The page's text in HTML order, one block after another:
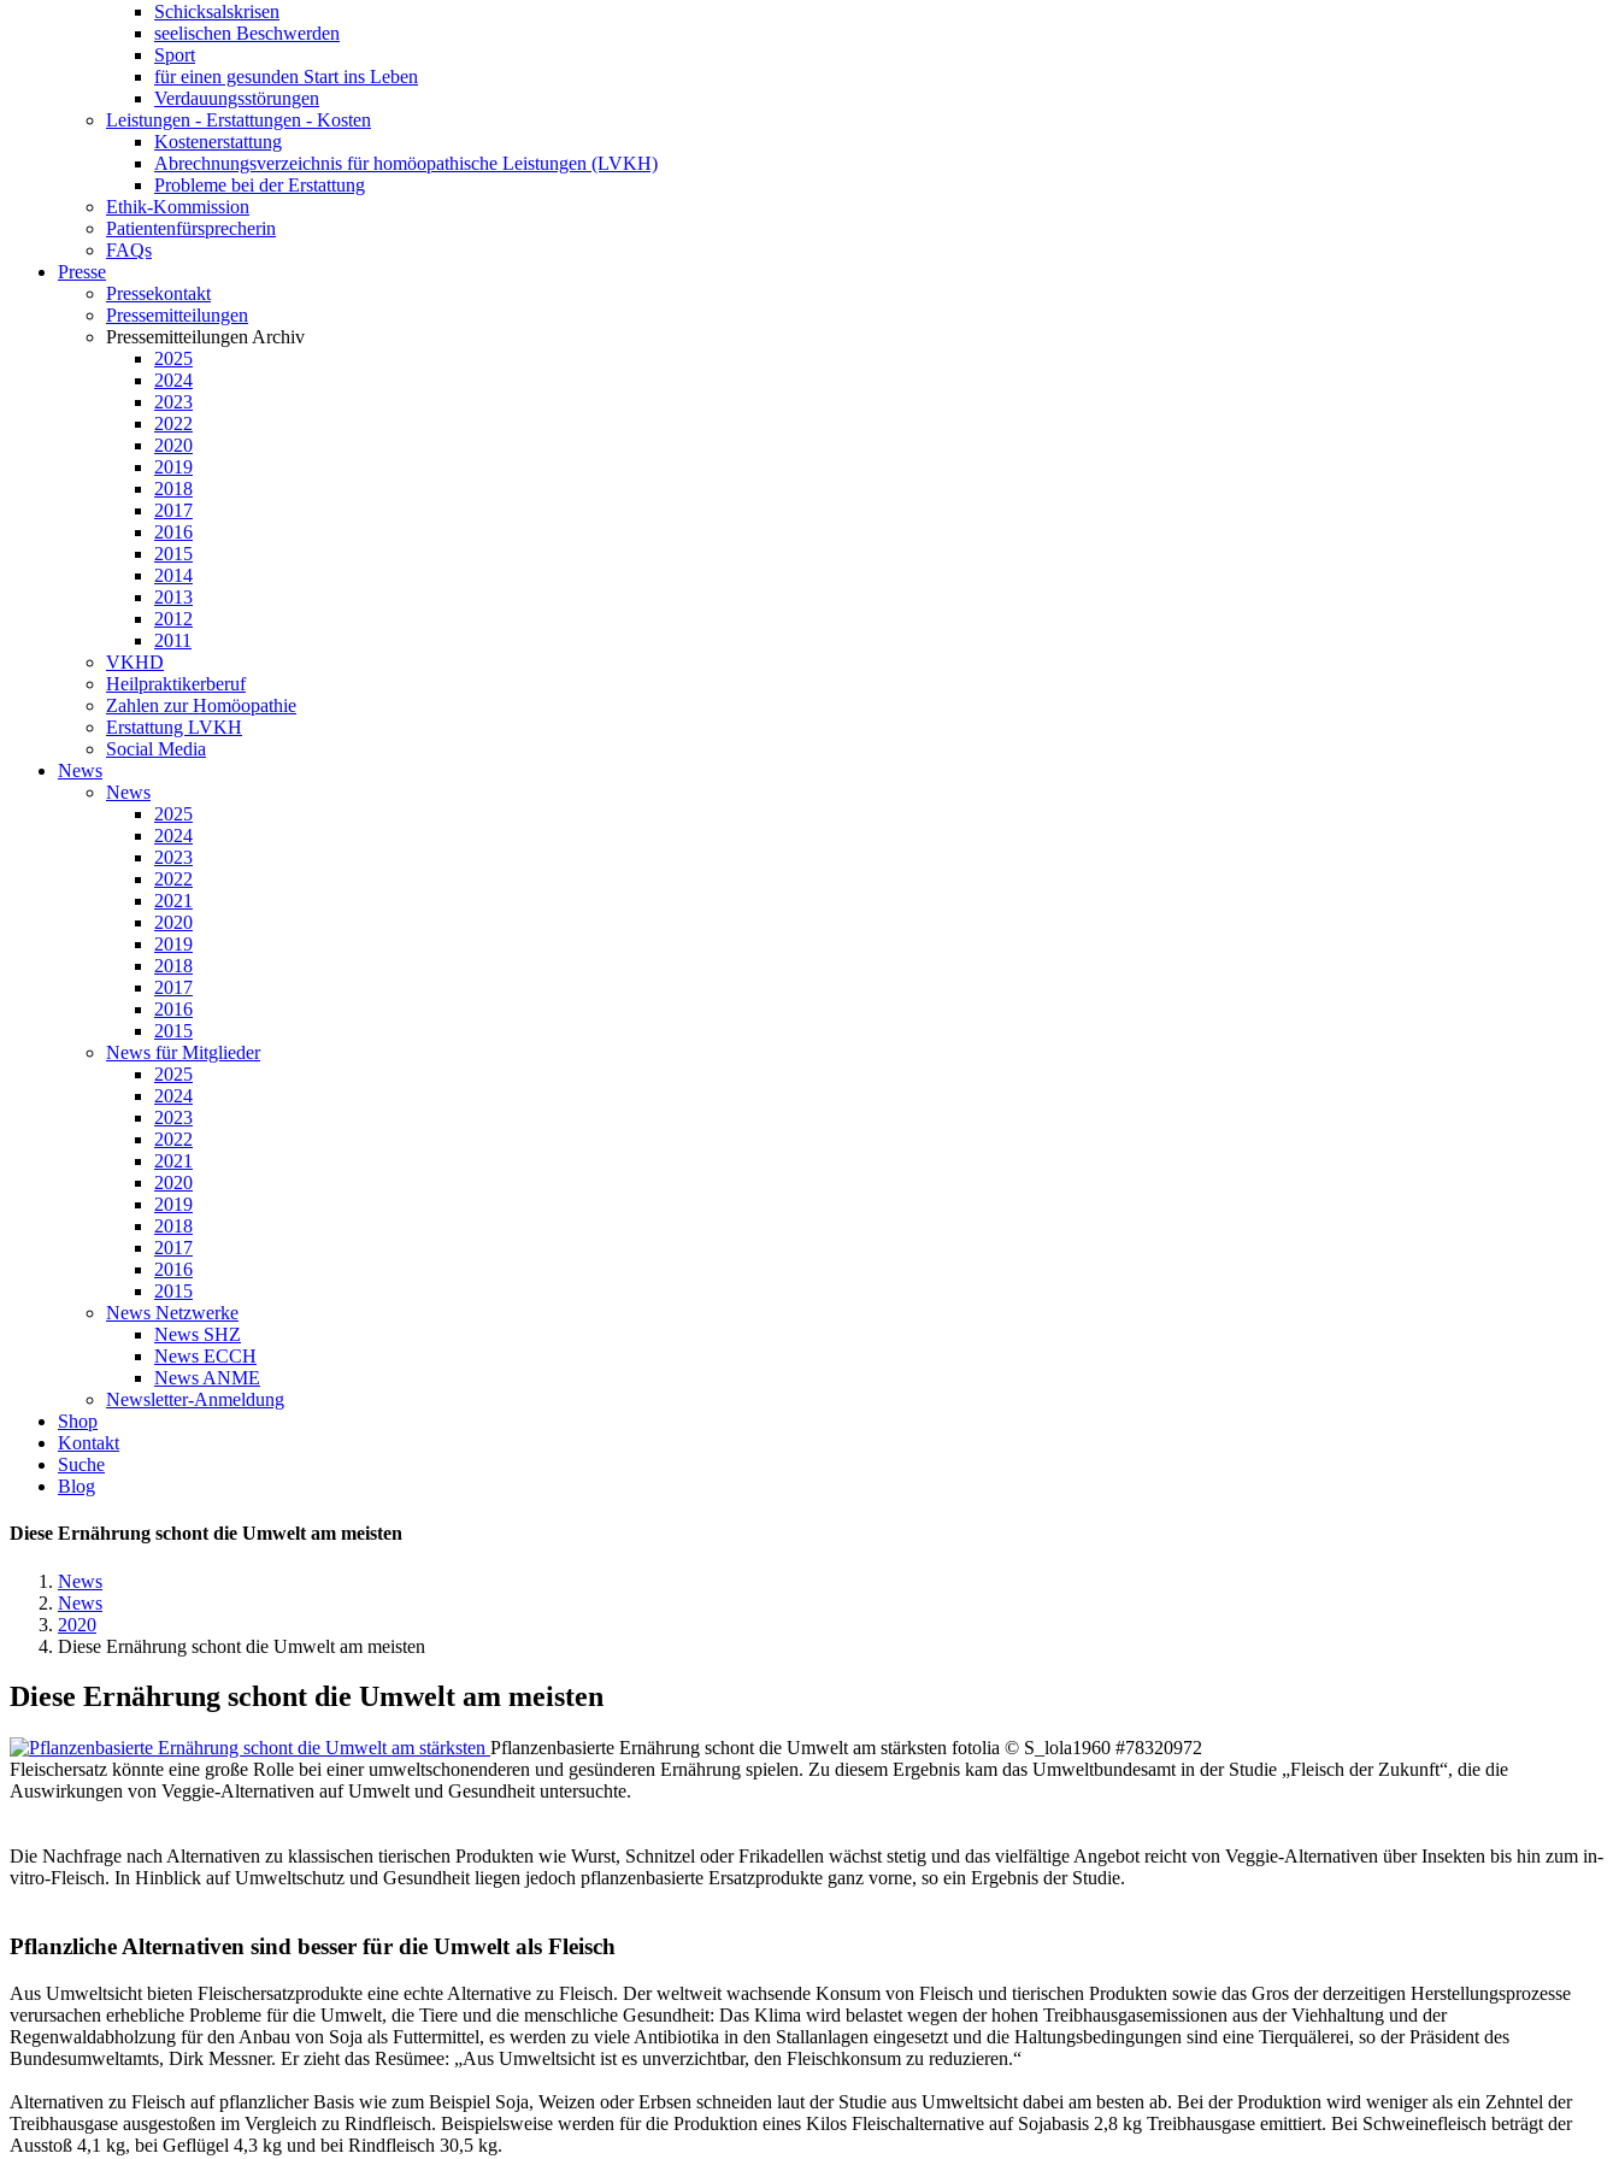
Schicksalskrisen
seelischen Beschwerden
Sport
für einen gesunden Start ins Leben
Verdauungsstörungen
Leistungen - Erstattungen - Kosten
Kostenerstattung
Abrechnungsverzeichnis für homöopathische Leistungen (LVKH)
Probleme bei der Erstattung
Ethik-Kommission
Patientenfürsprecherin
FAQs
Presse
Pressekontakt
Pressemitteilungen
Pressemitteilungen Archiv
2025
2024
2023
2022
2020
2019
2018
2017
2016
2015
2014
2013
2012
2011
VKHD
Heilpraktikerberuf
Zahlen zur Homöopathie
Erstattung LVKH
Social Media
News
News
2025
2024
2023
2022
2021
2020
2019
2018
2017
2016
2015
News für Mitglieder
2025
2024
2023
2022
2021
2020
2019
2018
2017
2016
2015
News Netzwerke
News SHZ
News ECCH
News ANME
Newsletter-Anmeldung
Shop
Kontakt
Suche
Blog
Diese Ernährung schont die Umwelt am meisten
News
News
2020
Diese Ernährung schont die Umwelt am meisten
Diese Ernährung schont die Umwelt am meisten
Pflanzenbasierte Ernährung schont die Umwelt am stärksten fotolia © S_lola1960 #78320972
Fleischersatz könnte eine große Rolle bei einer umweltschonenderen und gesünderen Ernährung spielen. Zu diesem Ergebnis kam das Umweltbundesamt in der Studie „Fleisch der Zukunft“, die die
Auswirkungen von Veggie-Alternativen auf Umwelt und Gesundheit untersuchte.
Die Nachfrage nach Alternativen zu klassischen tierischen Produkten wie Wurst, Schnitzel oder Frikadellen wächst stetig und das vielfältige Angebot reicht von Veggie-Alternativen über Insekten bis hin zum in-
vitro-Fleisch. In Hinblick auf Umweltschutz und Gesundheit liegen jedoch pflanzenbasierte Ersatzprodukte ganz vorne, so ein Ergebnis der Studie.
Pflanzliche Alternativen sind besser für die Umwelt als Fleisch
Aus Umweltsicht bieten Fleischersatzprodukte eine echte Alternative zu Fleisch. Der weltweit wachsende Konsum von Fleisch und tierischen Produkten sowie das Gros der derzeitigen Herstellungsprozesse
verursachen erhebliche Probleme für die Umwelt, die Tiere und die menschliche Gesundheit: Das Klima wird belastet wegen der hohen Treibhausgasemissionen aus der Viehhaltung und der
Regenwaldabholzung für den Anbau von Soja als Futtermittel, es werden zu viele Antibiotika in den Stallanlagen eingesetzt und die Haltungsbedingungen sind eine Tierquälerei, so der Präsident des
Bundesumweltamts, Dirk Messner. Er zieht das Resümee: „Aus Umweltsicht ist es unverzichtbar, den Fleischkonsum zu reduzieren.“
Alternativen zu Fleisch auf pflanzlicher Basis wie zum Beispiel Soja, Weizen oder Erbsen schneiden laut der Studie aus Umweltsicht dabei am besten ab. Bei der Produktion wird weniger als ein Zehntel der
Treibhausgase ausgestoßen im Vergleich zu Rindfleisch. Beispielsweise werden für die Produktion eines Kilos Fleischalternative auf Sojabasis 2,8 kg Treibhausgase emittiert. Bei Schweinefleisch beträgt der
Ausstoß 4,1 kg, bei Geflügel 4,3 kg und bei Rindfleisch 30,5 kg.